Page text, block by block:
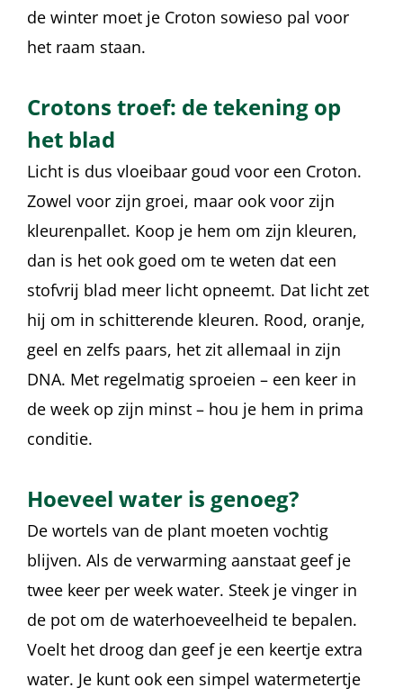
de winter moet je Croton sowieso pal voor
het raam staan.
Crotons troef: de tekening op
het blad
Licht is dus vloeibaar goud voor een Croton.
Zowel voor zijn groei, maar ook voor zijn
kleurenpallet. Koop je hem om zijn kleuren,
dan is het ook goed om te weten dat een
stofvrij blad meer licht opneemt. Dat licht zet
hij om in schitterende kleuren. Rood, oranje,
geel en zelfs paars, het zit allemaal in zijn
DNA. Met regelmatig sproeien – een keer in
de week op zijn minst – hou je hem in prima
conditie.
Hoeveel water is genoeg?
De wortels van de plant moeten vochtig
blijven. Als de verwarming aanstaat geef je
twee keer per week water. Steek je vinger in
de pot om de waterhoeveelheid te bepalen.
Voelt het droog dan geef je een keertje extra
water. Je kunt ook een simpel watermetertje